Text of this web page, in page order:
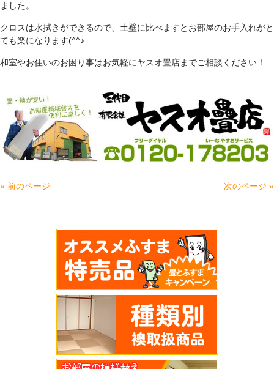
ました。
クロスは水拭きができるので、土壁に比べますとお部屋のお手入れがと
ても楽になります(^^♪
和室やお住いのお困り事はお気軽にヤスオ畳店までご相談ください！
« 前のページ 次のページ »